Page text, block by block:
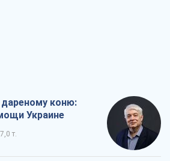
коню:
Украине
7,0 т.